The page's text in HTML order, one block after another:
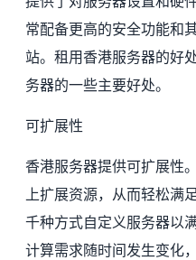
常配备更高的安全功能和
站。租用香港服务器的好
务器的一些主要好处。
可扩展性
香港服务器提供可扩展性
上扩展资源，从而轻松满
千种方式自定义服务器以
计算需求随时间发生变化